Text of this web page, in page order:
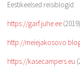
Eestikeelsed reisiblogid
https://garf.juhe.ee (2019)
http://
https://kasecampers.eu